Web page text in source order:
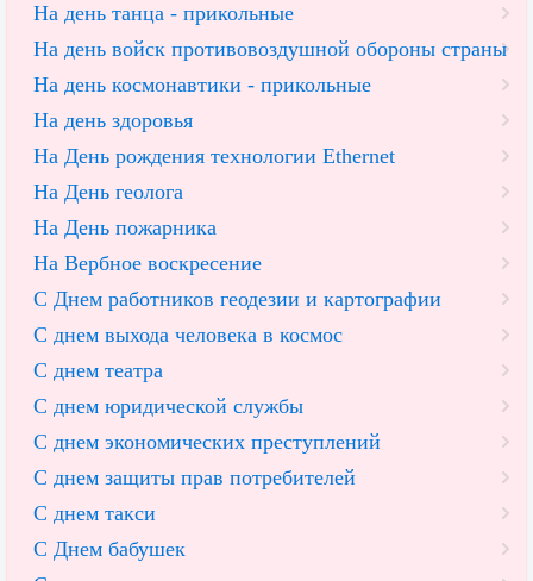
На день танца - прикольные
На день войск противовоздушной обороны страны
На день космонавтики - прикольные
На день здоровья
На День рождения технологии Ethernet
На День геолога
На День пожарника
На Вербное воскресение
С Днем работников геодезии и картографии
С днем выхода человека в космос
С днем театра
С днем юридической службы
С днем экономических преступлений
С днем защиты прав потребителей
С днем такси
С Днем бабушек